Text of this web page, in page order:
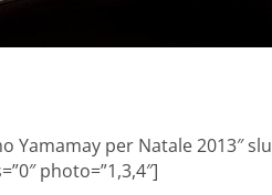
Yamamay per Natale 2013″
photo=”1,3,4″]